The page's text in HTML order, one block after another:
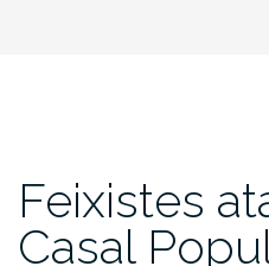
Feixistes
Casal